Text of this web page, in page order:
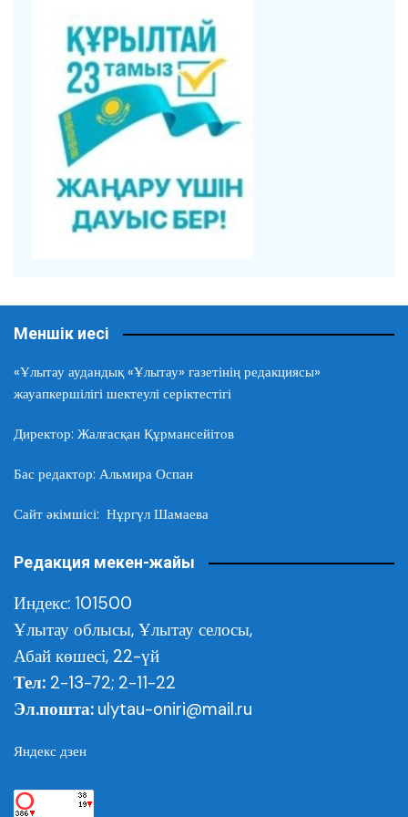
Меншік иесі
«Ұлытау аудандық «Ұлытау» газетінің редакциясы»
жауапкершілігі шектеулі серіктестігі
Директор: Жалғасқан Құрмансейітов
Бас редактор: Альмира Оспан
Сайт әкімшісі: Нұргүл Шамаева
Редакция мекен-жайы
Индекс: 101500
Ұлытау облысы, Ұлытау селосы,
Абай көшесі, 22-үй
Тел: 2-13-72; 2-11-22
Эл.пошта: ulytau-oniri@mail.ru
Яндекс дзен